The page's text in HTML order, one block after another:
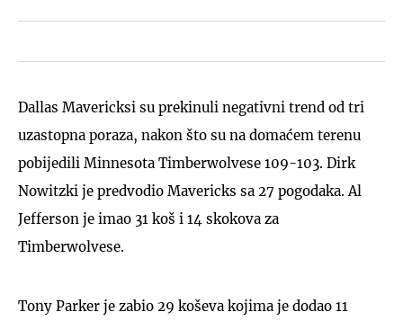
Dallas Mavericksi su prekinuli negativni trend od tri
uzastopna poraza, nakon što su na domaćem terenu
pobijedili Minnesota Timberwolvese 109-103. Dirk
Nowitzki je predvodio Mavericks sa 27 pogodaka. Al
Jefferson je imao 31 koš i 14 skokova za
Timberwolvese.
Tony Parker je zabio 29 koševa kojima je dodao 11